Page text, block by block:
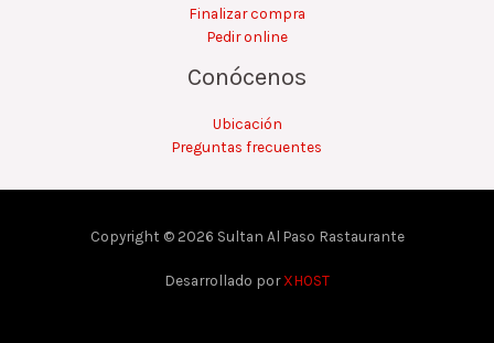
Finalizar compra
Pedir online
Conócenos
Ubicación
Preguntas frecuentes
Copyright © 2026 Sultan Al Paso Rastaurante
Desarrollado porXHOST